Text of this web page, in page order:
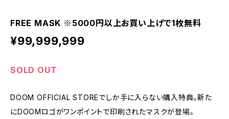
FREE MASK ※5000円以上お買い上げで1枚無料
¥99,999,999
SOLD OUT
DOOM OFFICIAL STOREでしか手に入らない購入特典。新た
にDOOMロゴがワンポイントで印刷されたマスクが登場。